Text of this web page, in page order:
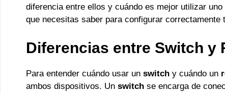
diferencia entre ellos y cuándo es mejor utilizar
que necesitas saber para configurar correctamente
Diferencias entre Switch y
Para entender cuándo usar un switch y cuándo un
ambos dispositivos. Un switch se encarga de